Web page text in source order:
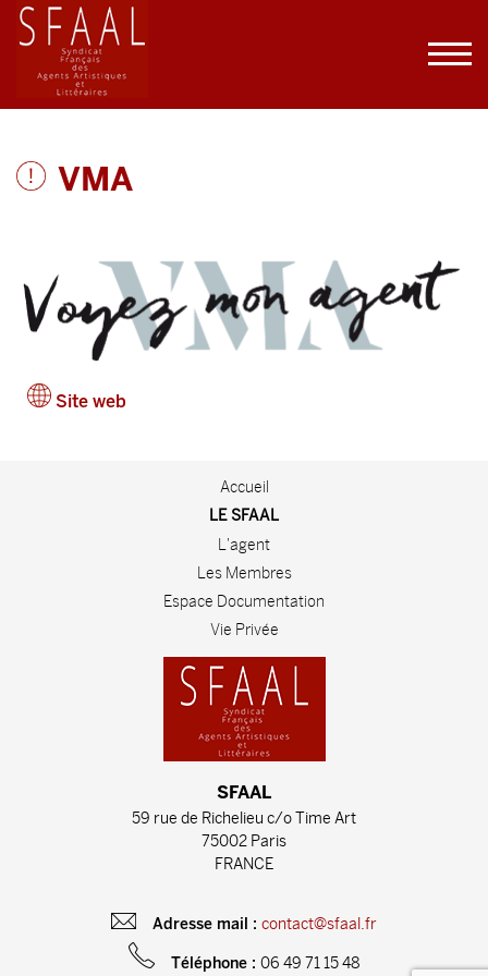
VMA
Site web
Accueil
LE SFAAL
L'agent
Les Membres
Espace Documentation
Vie Privée
SFAAL
59 rue de Richelieu c/o Time Art
75002 Paris
FRANCE
Adresse mail : contact@sfaal.fr
Téléphone : 06 49 71 15 48